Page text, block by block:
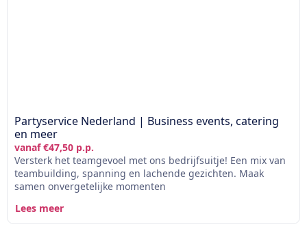
Partyservice Nederland | Business events, catering
en meer
vanaf €47,50 p.p.
Versterk het teamgevoel met ons bedrijfsuitje! Een mix van
teambuilding, spanning en lachende gezichten. Maak
samen onvergetelijke momenten
Lees meer